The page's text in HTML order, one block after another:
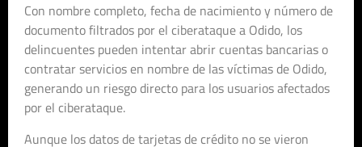
Con nombre completo, fecha de nacimiento y número de
documento filtrados por el ciberataque a Odido, los
delincuentes pueden intentar abrir cuentas bancarias o
contratar servicios en nombre de las víctimas de Odido,
generando un riesgo directo para los usuarios afectados
por el ciberataque.
Aunque los datos de tarjetas de crédito no se vieron